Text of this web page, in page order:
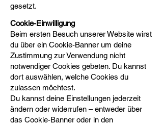
gesetzt.
Cookie-Einwilligung
Beim ersten Besuch unserer Website wirst
du über ein Cookie-Banner um deine
Zustimmung zur Verwendung nicht
notwendiger Cookies gebeten. Du kannst
dort auswählen, welche Cookies du
zulassen möchtest.
Du kannst deine Einstellungen jederzeit
ändern oder widerrufen – entweder über
das Cookie-Banner oder in den